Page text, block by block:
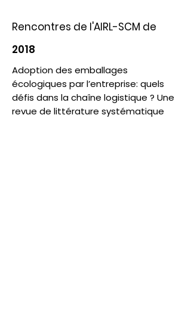
Rencontres de l'AIRL-SCM de
2018
Adoption des emballages
écologiques par l’entreprise: quels
défis dans la chaîne logistique ? Une
revue de littérature systématique